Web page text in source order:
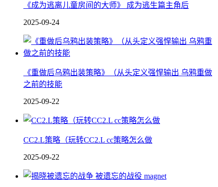
《成为逃离儿童房间的大师》 成为逃生篇主角后
2025-09-24
《重做后乌鸦出装策略》（从头定义强悍输出 乌鸦重做
之前的技能
2025-09-22
CC2.L策略（玩转CC2.L cc策略怎么做
2025-09-22